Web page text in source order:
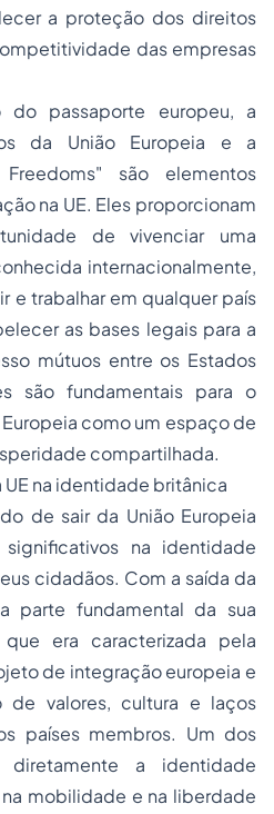
a proteção dos direitos
das empresas
do passaporte europeu, a
da União Europeia e a
são elementos
na UE. Eles proporcionam
de vivenciar uma
internacionalmente,
e trabalhar em qualquer país
as bases legais para a
mútuos entre os Estados
são fundamentais para o
como um espaço de
compartilhada.
na identidade britânica
de sair da União Europeia
na identidade
cidadãos. Com a saída da
parte fundamental da sua
era caracterizada pela
de integração europeia e
de valores, cultura e laços
países membros. Um dos
a identidade
mobilidade e na liberdade